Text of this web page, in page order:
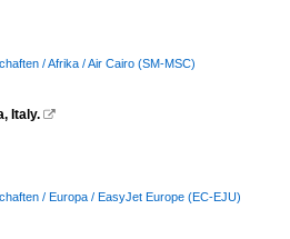
/ Afrika / Air Cairo (SM-MSC)
Italy. 
/ Europa / EasyJet Europe (EC-EJU)